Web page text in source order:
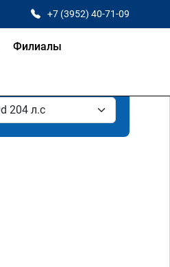
+7 (3952) 40-71-09
Филиалы